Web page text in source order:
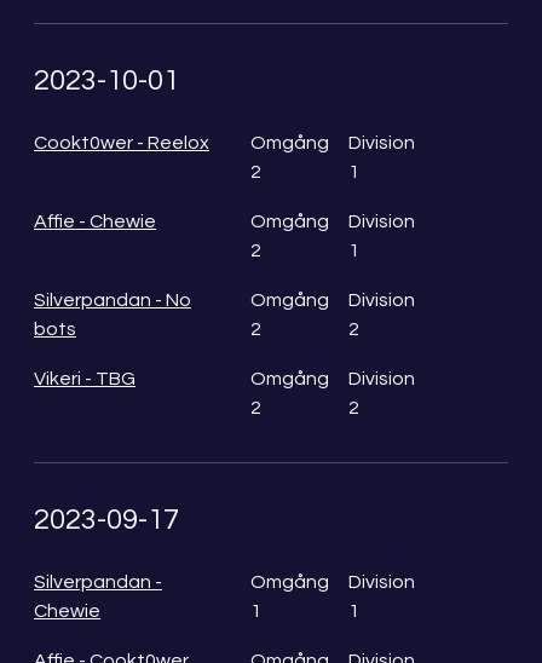
2023-10-01
Cookt0wer - Reelox
Omgång
2
Division
1
Affie - Chewie
Omgång
2
Division
1
Silverpandan - No
bots
Omgång
2
Division
2
Vikeri - TBG
Omgång
2
Division
2
2023-09-17
Silverpandan -
Chewie
Omgång
1
Division
1